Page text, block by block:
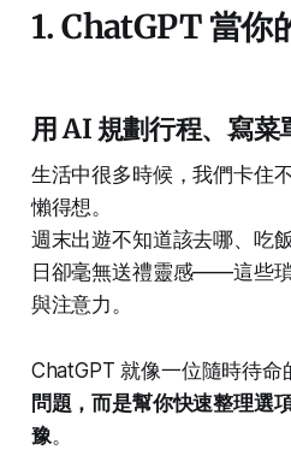
1. ChatGPT 當你
用 AI 規劃行程、寫菜
生活中很多時候，我們卡住
懶得想。
週末出遊不知道該去哪、吃
日卻毫無送禮靈感——這些
與注意力。
ChatGPT 就像一位隨時待命
問題，而是幫你快速整理選
豫。